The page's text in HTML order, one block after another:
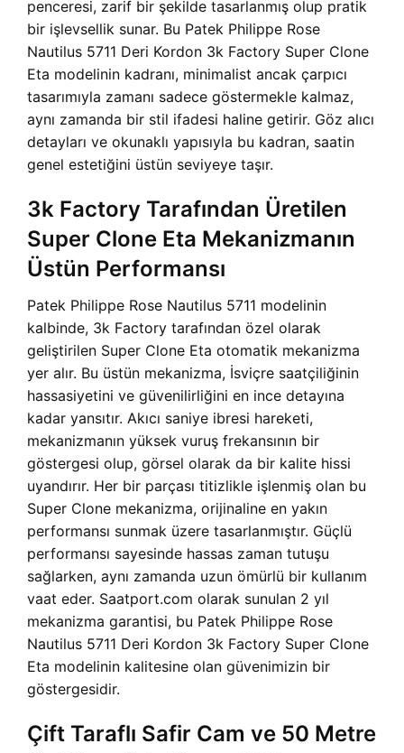
penceresi, zarif bir şekilde tasarlanmış olup pratik
bir işlevsellik sunar. Bu Patek Philippe Rose
Nautilus 5711 Deri Kordon 3k Factory Super Clone
Eta modelinin kadranı, minimalist ancak çarpıcı
tasarımıyla zamanı sadece göstermekle kalmaz,
aynı zamanda bir stil ifadesi haline getirir. Göz alıcı
detayları ve okunaklı yapısıyla bu kadran, saatin
genel estetiğini üstün seviyeye taşır.
3k Factory Tarafından Üretilen
Super Clone Eta Mekanizmanın
Üstün Performansı
Patek Philippe Rose Nautilus 5711 modelinin
kalbinde, 3k Factory tarafından özel olarak
geliştirilen Super Clone Eta otomatik mekanizma
yer alır. Bu üstün mekanizma, İsviçre saatçiliğinin
hassasiyetini ve güvenilirliğini en ince detayına
kadar yansıtır. Akıcı saniye ibresi hareketi,
mekanizmanın yüksek vuruş frekansının bir
göstergesi olup, görsel olarak da bir kalite hissi
uyandırır. Her bir parçası titizlikle işlenmiş olan bu
Super Clone mekanizma, orijinaline en yakın
performansı sunmak üzere tasarlanmıştır. Güçlü
performansı sayesinde hassas zaman tutuşu
sağlarken, aynı zamanda uzun ömürlü bir kullanım
vaat eder. Saatport.com olarak sunulan 2 yıl
mekanizma garantisi, bu Patek Philippe Rose
Nautilus 5711 Deri Kordon 3k Factory Super Clone
Eta modelinin kalitesine olan güvenimizin bir
göstergesidir.
Çift Taraflı Safir Cam ve 50 Metre